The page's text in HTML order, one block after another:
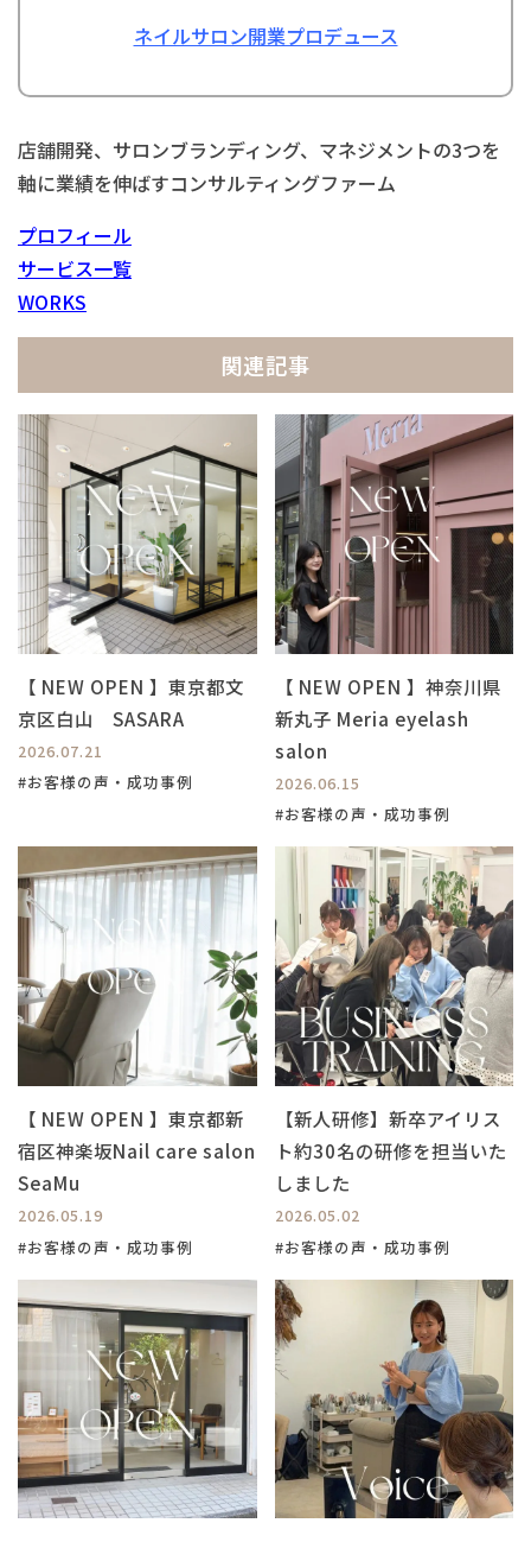
ネイルサロン開業プロデュース
店舗開発、サロンブランディング、マネジメントの3つを
軸に業績を伸ばすコンサルティングファーム
プロフィール
サービス一覧
WORKS
関連記事
【 NEW OPEN 】東京都文
京区白山 SASARA
2026.07.21
#お客様の声・成功事例
【 NEW OPEN 】神奈川県
新丸子 Meria eyelash
salon
2026.06.15
#お客様の声・成功事例
【 NEW OPEN 】東京都新
宿区神楽坂Nail care salon
SeaMu
2026.05.19
#お客様の声・成功事例
【新人研修】新卒アイリス
ト約30名の研修を担当いた
しました
2026.05.02
#お客様の声・成功事例